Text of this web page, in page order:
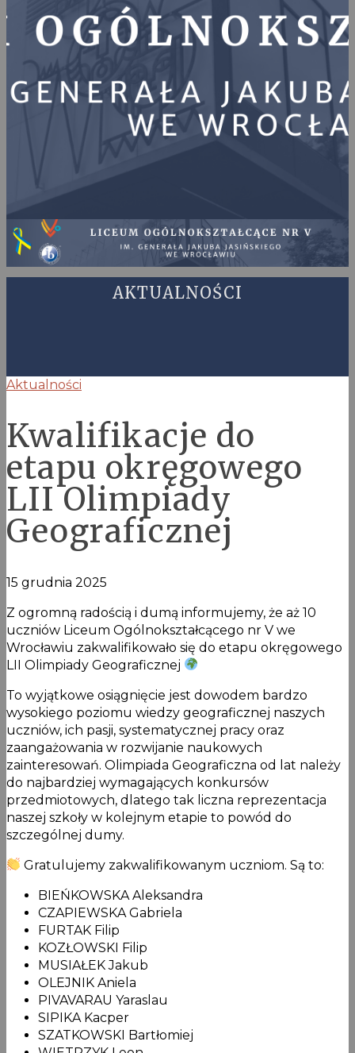
AKTUALNOŚCI
Aktualności
Kwalifikacje do
etapu okręgowego
LII Olimpiady
Geograficznej
15 grudnia 2025
Z ogromną radością i dumą informujemy, że aż 10
uczniów Liceum Ogólnokształcącego nr V we
Wrocławiu zakwalifikowało się do etapu okręgowego
LII Olimpiady Geograficznej
To wyjątkowe osiągnięcie jest dowodem bardzo
wysokiego poziomu wiedzy geograficznej naszych
uczniów, ich pasji, systematycznej pracy oraz
zaangażowania w rozwijanie naukowych
zainteresowań. Olimpiada Geograficzna od lat należy
do najbardziej wymagających konkursów
przedmiotowych, dlatego tak liczna reprezentacja
naszej szkoły w kolejnym etapie to powód do
szczególnej dumy.
Gratulujemy zakwalifikowanym uczniom. Są to:
BIEŃKOWSKA Aleksandra
CZAPIEWSKA Gabriela
FURTAK Filip
KOZŁOWSKI Filip
MUSIAŁEK Jakub
OLEJNIK Aniela
PIVAVARAU Yaraslau
SIPIKA Kacper
SZATKOWSKI Bartłomiej